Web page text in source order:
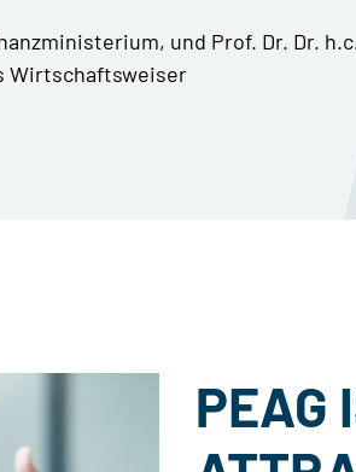
und Prof. Dr. Dr.
Wirtschaftsweiser
PEAG